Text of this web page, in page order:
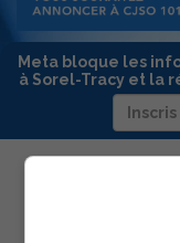
Meta bloque les
à Sorel-Tracy et la